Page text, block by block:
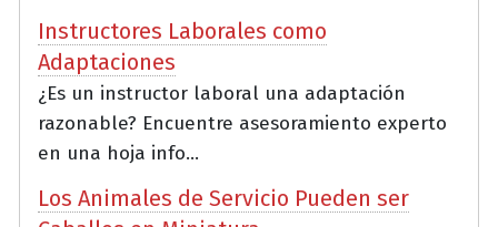
Instructores Laborales como
Adaptaciones
¿Es un instructor laboral una adaptación
razonable? Encuentre asesoramiento experto
en una hoja info...
Los Animales de Servicio Pueden ser